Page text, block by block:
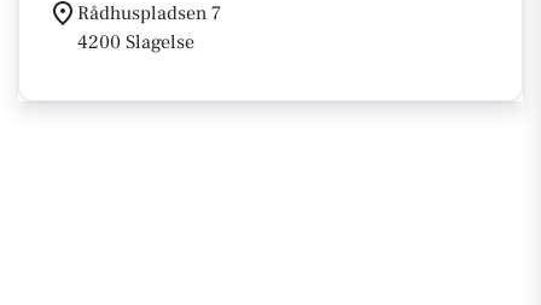
Rådhuspladsen 7
4200 Slagelse